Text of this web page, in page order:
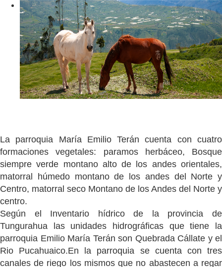
La parroquia María Emilio Terán cuenta con cuatro
formaciones vegetales: paramos herbáceo, Bosque
siempre verde montano alto de los andes orientales,
matorral húmedo montano de los andes del Norte y
Centro, matorral seco Montano de los Andes del Norte y
centro.
Según el Inventario hídrico de la provincia de
Tungurahua las unidades hidrográficas que tiene la
parroquia Emilio María Terán son Quebrada Cállate y el
Rio Pucahuaico.En la parroquia se cuenta con tres
canales de riego los mismos que no abastecen a regar